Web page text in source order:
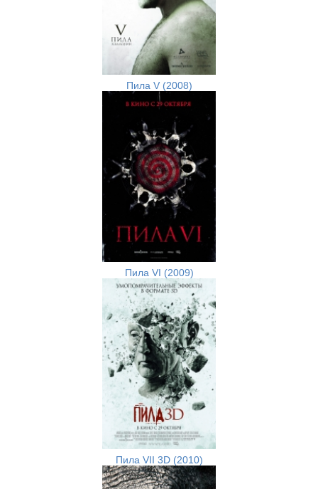
Пила V (2008)
Пила VI (2009)
Пила VII 3D (2010)